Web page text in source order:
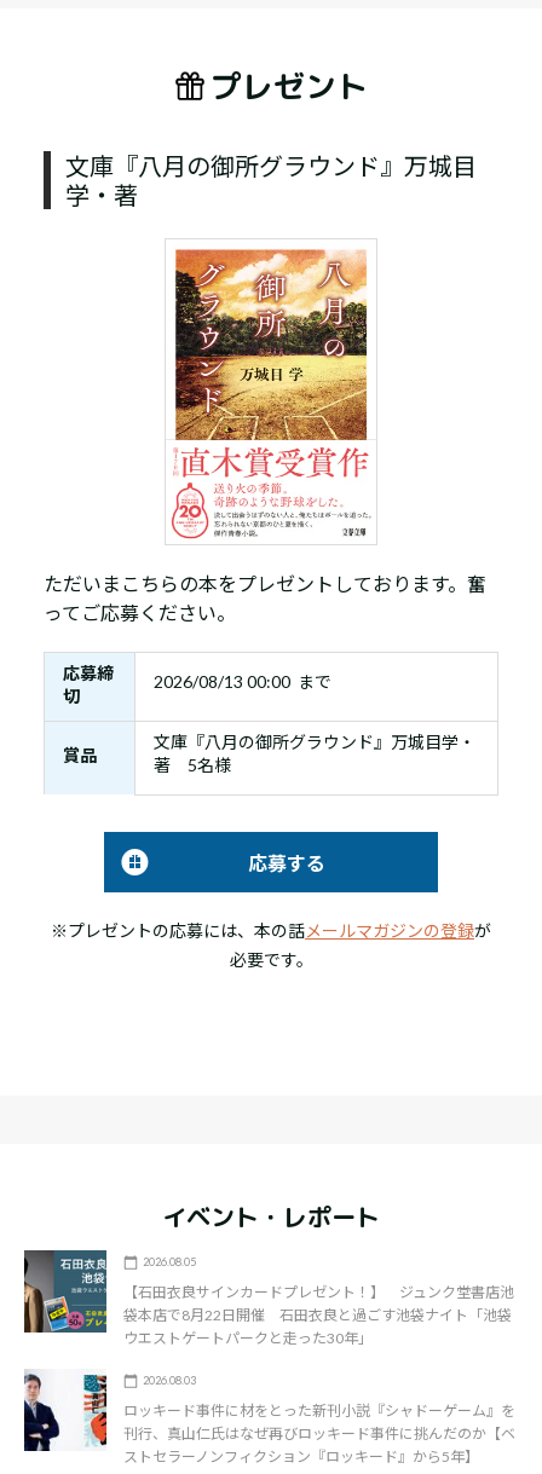
プレゼント
文庫『八月の御所グラウンド』万城目
学・著
ただいまこちらの本をプレゼントしております。奮
ってご応募ください。
応募締
切
2026/08/13 00:00 まで
賞品
文庫『八月の御所グラウンド』万城目学・
著 5名様
応募する
※プレゼントの応募には、本の話メールマガジンの登録が
必要です。
イベント・レポート
2026.08.05
【石田衣良サインカードプレゼント！】 ジュンク堂書店池
袋本店で8月22日開催 石田衣良と過ごす池袋ナイト「池袋
ウエストゲートパークと走った30年」
2026.08.03
ロッキード事件に材をとった新刊小説『シャドーゲーム』を
刊行、真山仁氏はなぜ再びロッキード事件に挑んだのか【ベ
ストセラーノンフィクション『ロッキード』から5年】